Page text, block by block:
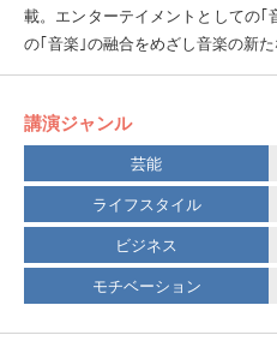
載。エンターテイメントとしての
の｢音楽｣の融合をめざし音楽の新た
講演ジャンル
芸能
ライフスタイル
ビジネス
モチベーション